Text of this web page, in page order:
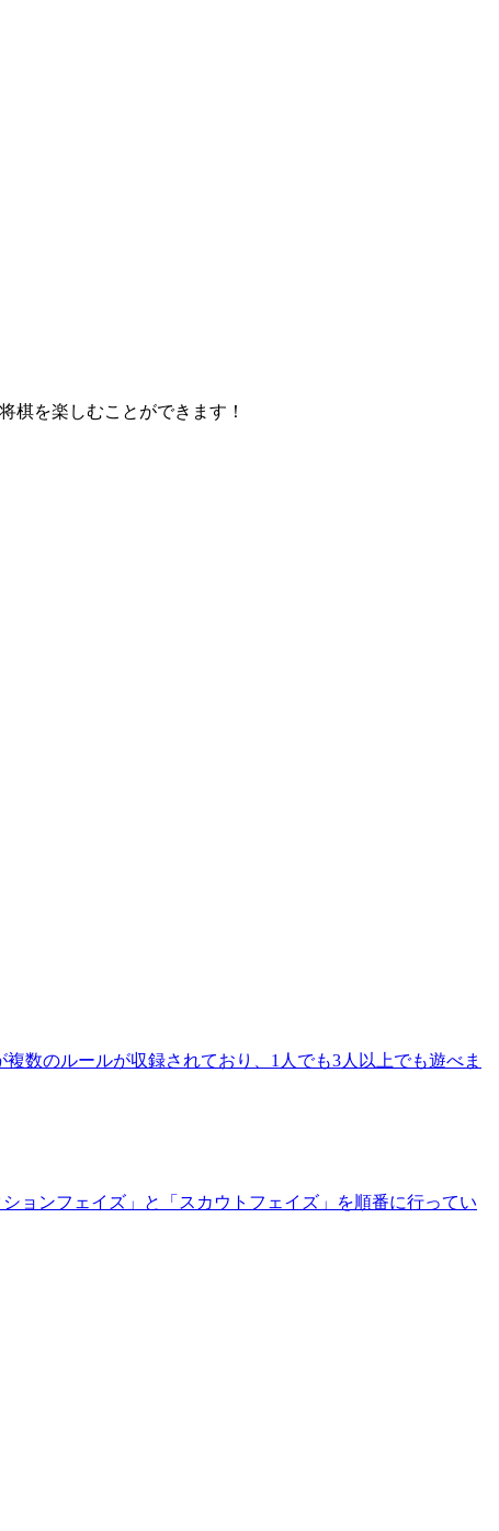
棋を楽しむことができます！
数のルールが収録されており、1人でも3人以上でも遊べま
ョンフェイズ」と「スカウトフェイズ」を順番に行ってい